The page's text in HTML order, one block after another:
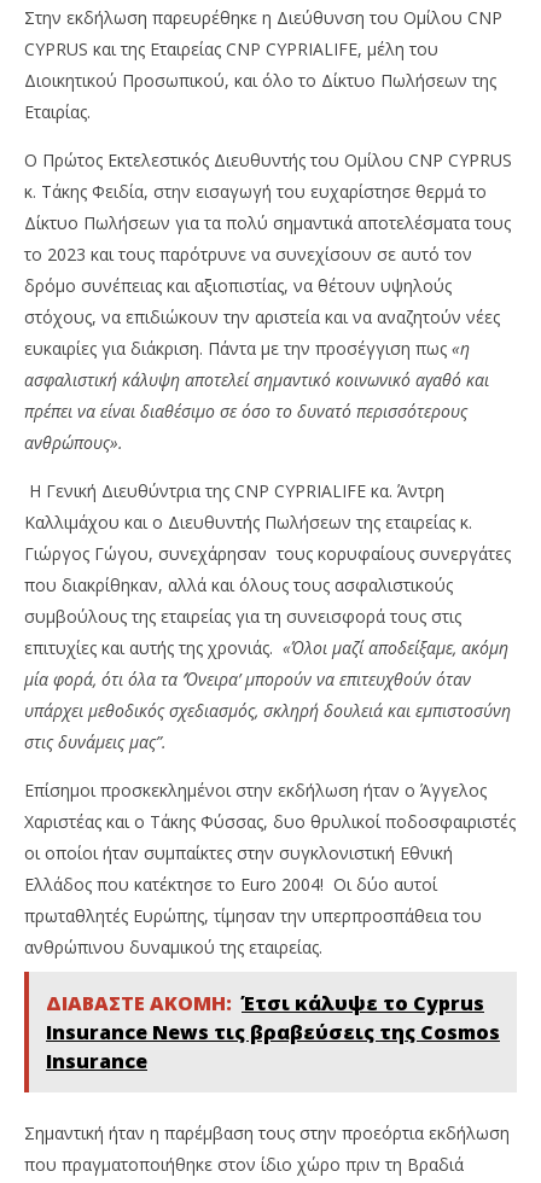
NOW VIEWING
Βράβευσε τους Κορυφαίους Ασφαλιστικούς της
Συμβούλους η CNP CYPRIALIFE
30
2024
Cyprus
Insurance
News
Team
Στην εκδήλωση παρευρέθηκε η Διεύθυνση του Ομίλου CNP
CYPRUS και της Εταιρείας CNP CYPRIALIFE, μέλη του
Διοικητικού Προσωπικού, και όλο το Δίκτυο Πωλήσεων της
Εταιρίας.
Ο Πρώτος Εκτελεστικός Διευθυντής του Ομίλου CNP CYPRUS
κ. Τάκης Φειδία, στην εισαγωγή του ευχαρίστησε θερμά το
Δίκτυο Πωλήσεων για τα πολύ σημαντικά αποτελέσματα τους
το 2023 και τους παρότρυνε να συνεχίσουν σε αυτό τον
δρόμο συνέπειας και αξιοπιστίας, να θέτουν υψηλούς
στόχους, να επιδιώκουν την αριστεία και να αναζητούν νέες
ευκαιρίες για διάκριση. Πάντα με την προσέγγιση πως «η
ασφαλιστική κάλυψη αποτελεί σημαντικό κοινωνικό αγαθό και
πρέπει να είναι διαθέσιμο σε όσο το δυνατό περισσότερους
ανθρώπους».
H Γενική Διευθύντρια της CNP CYPRIALIFE κα. Άντρη
Καλλιμάχου και ο Διευθυντής Πωλήσεων της εταιρείας κ.
Γιώργος Γώγου, συνεχάρησαν τους κορυφαίους συνεργάτες
που διακρίθηκαν, αλλά και όλους τους ασφαλιστικούς
συμβούλους της εταιρείας για τη συνεισφορά τους στις
επιτυχίες και αυτής της χρονιάς. «Όλοι μαζί αποδείξαμε, ακόμη
μία φορά, ότι όλα τα ‘Όνειρα’ μπορούν να επιτευχθούν όταν
υπάρχει μεθοδικός σχεδιασμός, σκληρή δουλειά και εμπιστοσύνη
στις δυνάμεις μας”.
Επίσημοι προσκεκλημένοι στην εκδήλωση ήταν ο Άγγελος
Χαριστέας και ο Τάκης Φύσσας, δυο θρυλικοί ποδοσφαιριστές
οι οποίοι ήταν συμπαίκτες στην συγκλονιστική Εθνική
Ελλάδος που κατέκτησε το Euro 2004! Οι δύο αυτοί
πρωταθλητές Ευρώπης, τίμησαν την υπερπροσπάθεια του
ανθρώπινου δυναμικού της εταιρείας.
ΔΙΑΒΑΣΤΕ ΑΚΟΜΗ: Έτσι κάλυψε το Cyprus
Insurance News τις βραβεύσεις της Cosmos
Insurance
Σημαντική ήταν η παρέμβαση τους στην προεόρτια εκδήλωση
που πραγματοποιήθηκε στον ίδιο χώρο πριν τη Βραδιά